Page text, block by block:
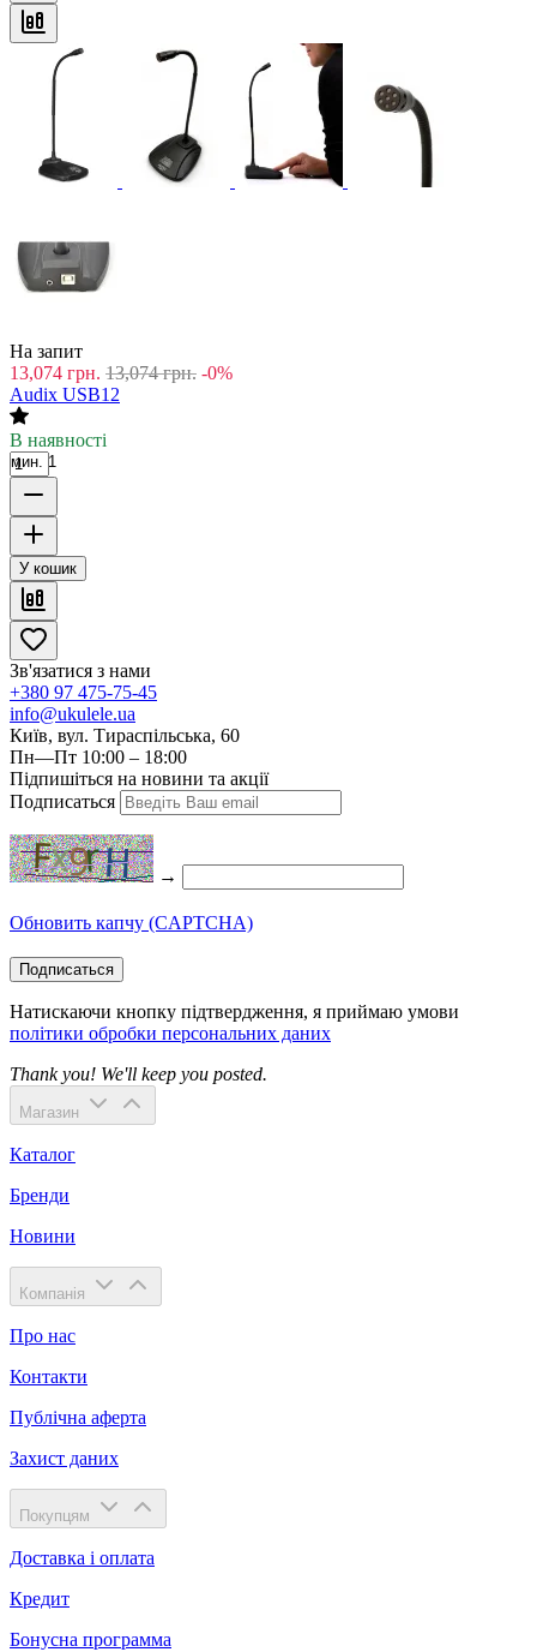
На запит
13,074 грн. 13,074 грн. -0%
Audix USB12
В наявності
мин. 1
У кошик
Зв'язатися з нами
+380 97 475-75-45
info@ukulele.ua
Київ, вул. Тираспільська, 60
Пн—Пт 10:00 – 18:00
Підпишіться на новини та акції
Подписаться
→
Обновить капчу (CAPTCHA)
Подписаться
Натискаючи кнопку підтвердження, я приймаю умови
політики обробки персональних даних
Thank you! We'll keep you posted.
Магазин
Каталог
Бренди
Новини
Компанія
Про нас
Контакти
Публічна аферта
Захист даних
Покупцям
Доставка і оплата
Кредит
Бонусна программа